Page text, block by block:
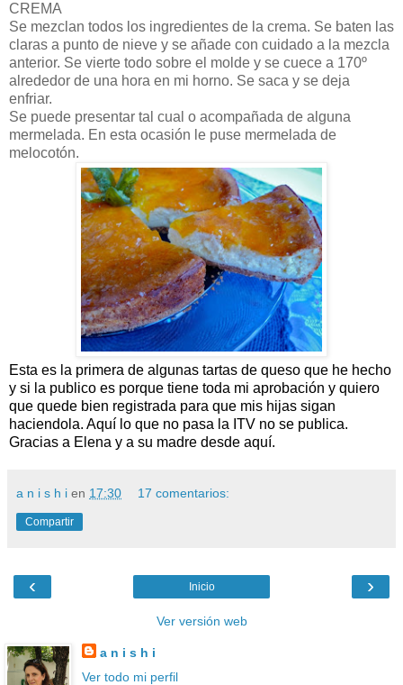
CREMA
Se mezclan todos los ingredientes de la crema. Se baten las
claras a punto de nieve y se añade con cuidado a la mezcla
anterior. Se vierte todo sobre el molde y se cuece a 170º
alrededor de una hora en mi horno. Se saca y se deja
enfriar.
Se puede presentar tal cual o acompañada de alguna
mermelada. En esta ocasión le puse mermelada de
melocotón.
Esta es la primera de algunas tartas de queso que he hecho
y si la publico es porque tiene toda mi aprobación y quiero
que quede bien registrada para que mis hijas sigan
haciendola. Aquí lo que no pasa la ITV no se publica.
Gracias a Elena y a su madre desde aquí.
a n i s h i en 17:30 17 comentarios:
Compartir
‹ ›
Inicio
Ver versión web
a n i s h i
Ver todo mi perfil